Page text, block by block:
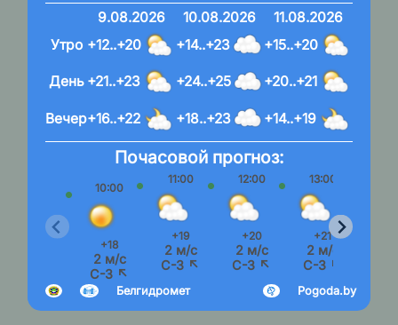
9.08.2026
+12..+20
+21..+23
+16..+22
10.08.2026
+14..+23
+24..+25
+18..+23
11.08.2026
+15..+20
+20..+21
+14..+19
Вечер
День
Утро
Почасовой прогноз:
10:00
+18
2 м/с
С-З ↖
11:00
+19
2 м/с
С-З ↖
12:00
+20
2 м/с
С-З ↖
13:00
+21
2 м/с
С-З ↖
Pogoda.by
Белгидромет